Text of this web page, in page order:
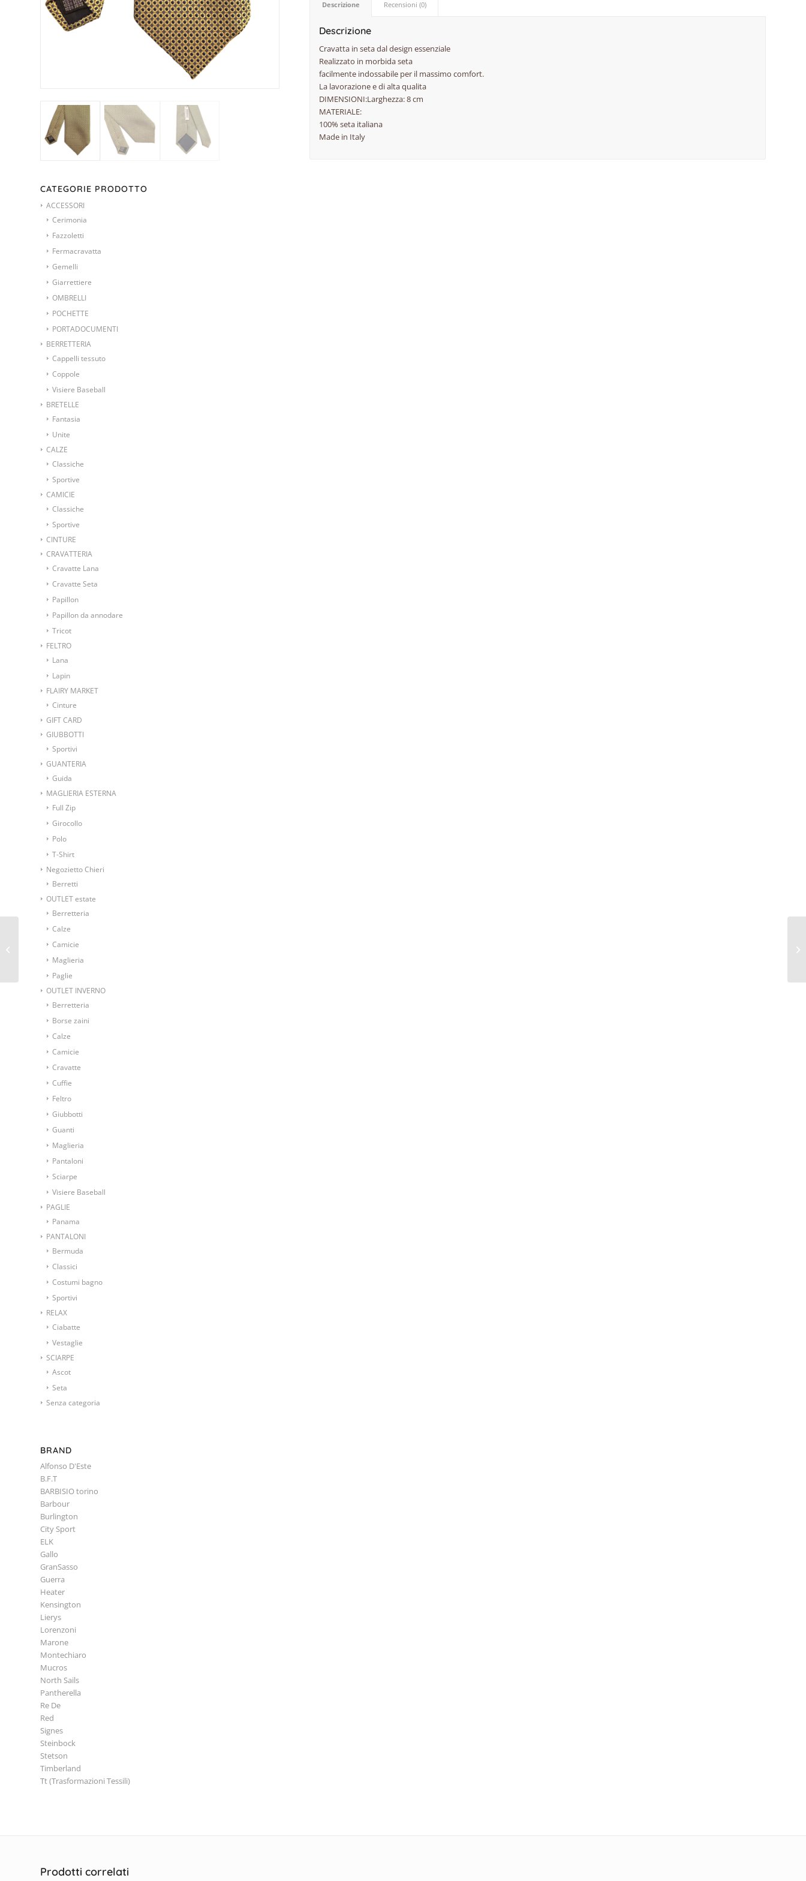
CATEGORIE PRODOTTO
ACCESSORI
Cerimonia
Fazzoletti
Fermacravatta
Gemelli
Giarrettiere
OMBRELLI
POCHETTE
PORTADOCUMENTI
BERRETTERIA
Cappelli tessuto
Coppole
Visiere Baseball
BRETELLE
Fantasia
Unite
CALZE
Classiche
Sportive
CAMICIE
Classiche
Sportive
CINTURE
CRAVATTERIA
Cravatte Lana
Cravatte Seta
Papillon
Papillon da annodare
Tricot
FELTRO
Lana
Lapin
FLAIRY MARKET
Cinture
GIFT CARD
GIUBBOTTI
Sportivi
GUANTERIA
Guida
MAGLIERIA ESTERNA
Full Zip
Girocollo
Polo
T-Shirt
Negozietto Chieri
Berretti
OUTLET estate
Berretteria
Calze
Camicie
Maglieria
Paglie
OUTLET INVERNO
Berretteria
Borse zaini
Calze
Camicie
Cravatte
Cuffie
Feltro
Giubbotti
Guanti
Maglieria
Pantaloni
Sciarpe
Visiere Baseball
PAGLIE
Panama
PANTALONI
Bermuda
Classici
Costumi bagno
Sportivi
RELAX
Ciabatte
Vestaglie
SCIARPE
Ascot
Seta
Senza categoria
BRAND
Alfonso D'Este
B.F.T
BARBISIO torino
Barbour
Burlington
City Sport
ELK
Gallo
GranSasso
Guerra
Heater
Kensington
Lierys
Lorenzoni
Marone
Montechiaro
Mucros
North Sails
Pantherella
Re De
Red
Signes
Steinbock
Stetson
Timberland
Tt (Trasformazioni Tessili)
Descrizione Recensioni (0)
Descrizione
Cravatta in seta dal design essenziale
Realizzato in morbida seta
facilmente indossabile per il massimo comfort.
La lavorazione e di alta qualita
DIMENSIONI:Larghezza: 8 cm
MATERIALE:
100% seta italiana
Made in Italy
Prodotti correlati
disegni tondi marroni
su fondo verde